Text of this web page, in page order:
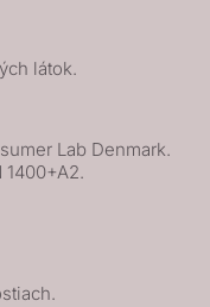
látok.
Lab Denmark.